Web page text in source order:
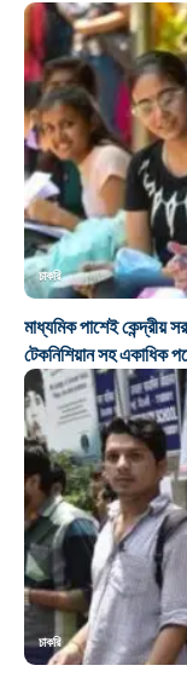
চাকরি
মাধ্যমিক পাশেই
টেকনিশিয়ান সহ একাধিক
চাকরি